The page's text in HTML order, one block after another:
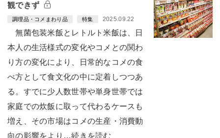
観できず
調理品・コメまわり品 特集 2025.09.22
無菌包装米飯とレトルト米飯は、日
本人の生活様式の変化やコメとの関わ
り方の変化により、日常的なコメの食
べ方として食文化の中に定着しつつあ
る。すでに少人数世帯や単身世帯では
家庭での炊飯に取って代わるケースも
増え、その市場はコメの生産・消費動
向の影響をより…続きを読む